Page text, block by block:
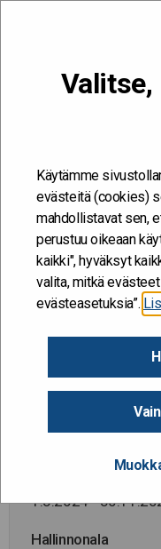
Käytämme
evästeitä (cookies)
mahdollistavat sen,
perustuu oikeaan
kaikki", hyväksyt
valita, mitkä
evästeasetuksia”.
Kehitän ja kehityn
Kasvatus, koulutus ja kieli-
Kasvatus,
virastossa
VK/2327/2024
1.8.2024 -
Hallinnonala